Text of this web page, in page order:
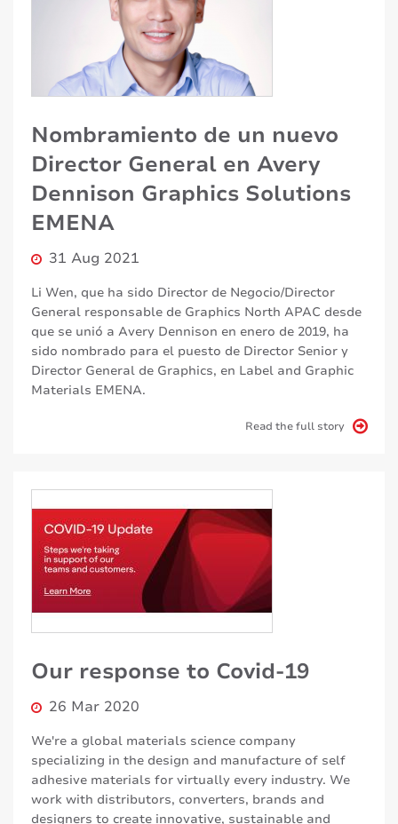
Nombramiento de un nuevo
Director General en Avery
Dennison Graphics Solutions
EMENA
31 Aug 2021
Li Wen, que ha sido Director de Negocio/Director
General responsable de Graphics North APAC desde
que se unió a Avery Dennison en enero de 2019, ha
sido nombrado para el puesto de Director Senior y
Director General de Graphics, en Label and Graphic
Materials EMENA.
Read the full story
Our response to Covid-19
26 Mar 2020
We're a global materials science company
specializing in the design and manufacture of self
adhesive materials for virtually every industry. We
work with distributors, converters, brands and
designers to create innovative, sustainable and